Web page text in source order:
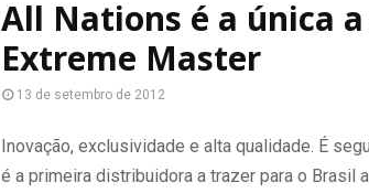
All Nations é a única
Extreme Master
13 de setembro de 2012
Inovação, exclusividade e alta qualidade. É
é a primeira distribuidora a trazer para o